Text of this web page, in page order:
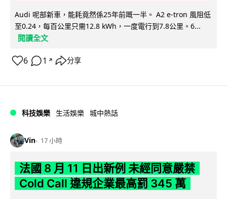
Audi 呢部新車，能耗竟然係25年前嘅一半。 A2 e-tron 風阻低
至0.24，每百公里只需12.8 kWh，一度電行到7.8公里。6...
閱讀全文
6 1 ↗ 分享
科技娛樂 生活娛樂 城中熱話
Vin 17 小時
法國 8 月 11 日出新例 未經同意嚴禁
Cold Call 違規企業最高罰 345 萬